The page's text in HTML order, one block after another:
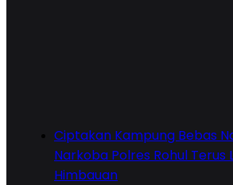
Ciptakan Kampung Bebas
Narkoba Polres Rohul Terus
Himbauan